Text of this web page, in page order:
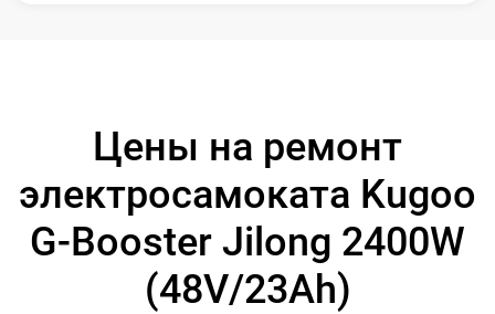
Цены на ремонт
электросамоката Kugoo
G-Booster Jilong 2400W
(48V/23Ah)